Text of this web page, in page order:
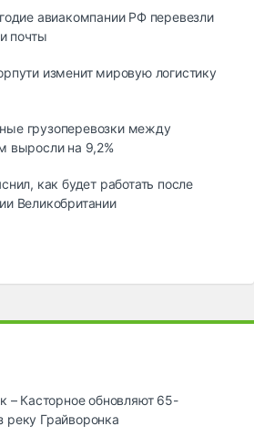
авиакомпании РФ перевезли
почты
изменит мировую логистику
грузоперевозки между
выросли на 9,2%
как будет работать после
Великобритании
– Касторное обновляют 65-
реку Грайворонка